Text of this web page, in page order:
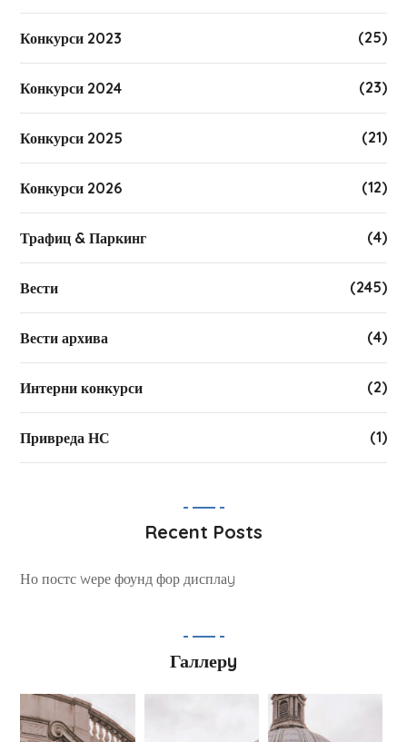
Конкурси 2023 (25)
Конкурси 2024 (23)
Конкурси 2025 (21)
Конкурси 2026 (12)
Трафиц & Паркинг (4)
Вести (245)
Вести архива (4)
Интерни конкурси (2)
Привреда НС (1)
Recent Posts
Но постс wере фоунд фор дисплаy
Галлерy